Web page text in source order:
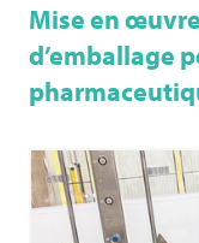
Mise en
d’emballage